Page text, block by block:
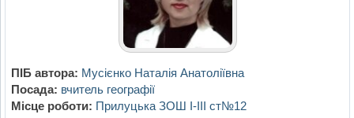
ПІБ автора: Мусієнко Наталія Анатоліївна
Посада: вчитель географії
Місце роботи: Прилуцька ЗОШ I-III ст№12